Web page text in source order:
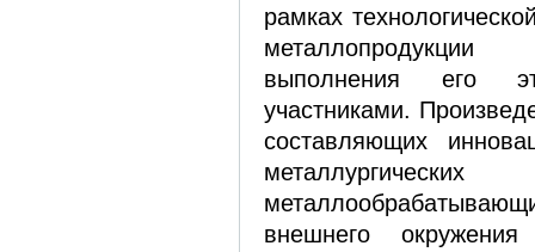
рамках
выполнения его
участниками.
составляющих
внешнего